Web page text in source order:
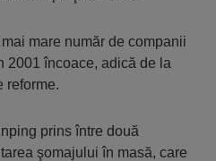
mare număr de companii
2001 încoace, adică de la
reforme.
prins între două
şomajului în masă, care